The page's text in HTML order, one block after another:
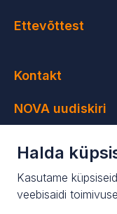
Halda
Kasutame
veebisaidi
Ettevõttest
Kontakt
NOVA uudiskiri
saajatele mõeldud
Liituge meie